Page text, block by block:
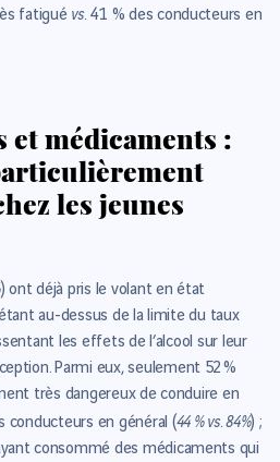
fatigué vs. 41 % des conducteurs en
et médicaments :
les jeunes
) ont déjà pris le volant en état
au-dessus de la limite du taux
les effets de l’alcool sur leur
Parmi eux, seulement 52 %
très dangereux de conduire en
conducteurs en général (44 % vs. 84%) ;
consommé des médicaments qui